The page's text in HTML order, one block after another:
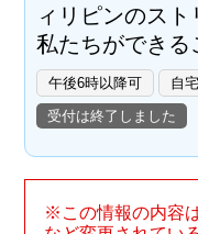
ィリピンのス
私たちができる
午後6時以降可 自
受付は終了しました
※この情報の内容